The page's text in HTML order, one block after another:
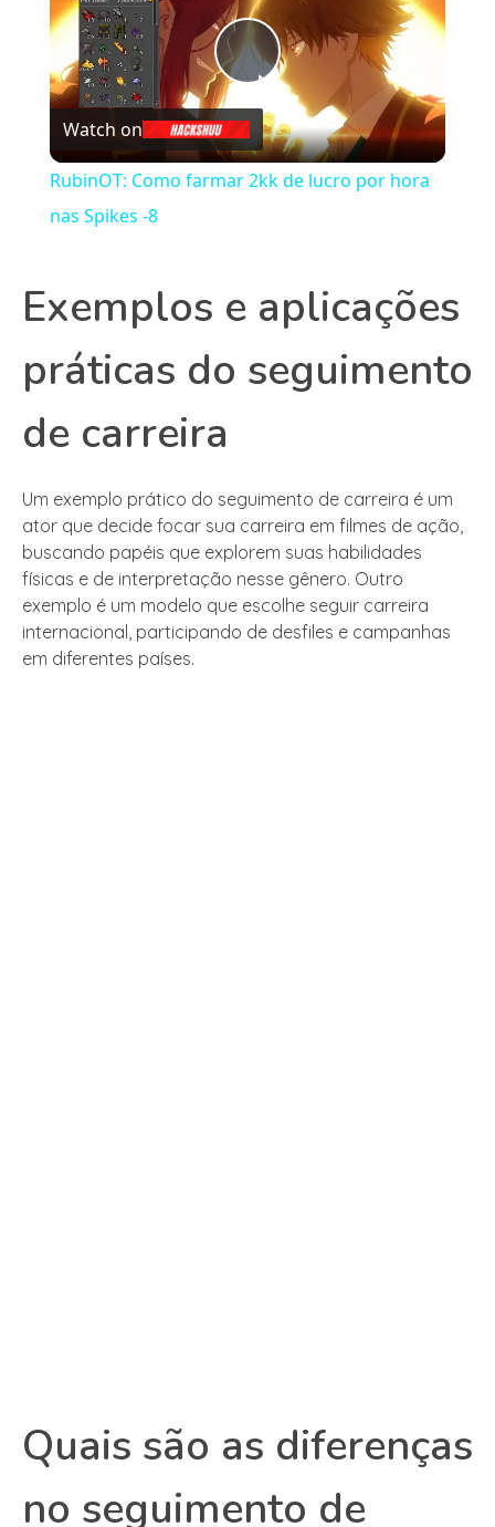
Play
Video
Watch on
RubinOT: Como farmar 2kk de lucro por hora
nas Spikes -8
Exemplos e aplicações
práticas do seguimento
de carreira
Um exemplo prático do seguimento de carreira é um
ator que decide focar sua carreira em filmes de ação,
buscando papéis que explorem suas habilidades
físicas e de interpretação nesse gênero. Outro
exemplo é um modelo que escolhe seguir carreira
internacional, participando de desfiles e campanhas
em diferentes países.
Quais são as diferenças
no seguimento de